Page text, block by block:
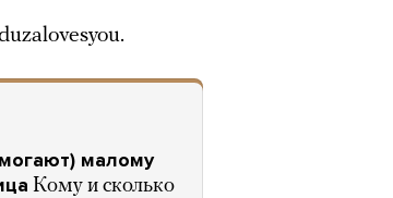
малому
Кому и сколько